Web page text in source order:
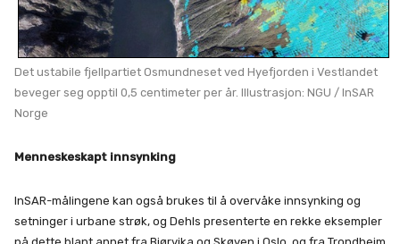
Det ustabile fjellpartiet Osmundneset ved Hyefjorden i Vestlandet
beveger seg opptil 0,5 centimeter per år. Illustrasjon: NGU / InSAR
Norge
Menneskeskapt innsynking
InSAR-målingene kan også brukes til å overvåke innsynking og
setninger i urbane strøk, og Dehls presenterte en rekke eksempler